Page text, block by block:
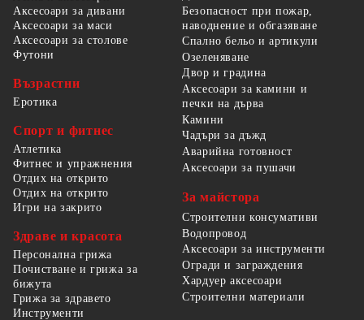
Аксесоари за дивани
Аксесоари за маси
Аксесоари за столове
Футони
Възрастни
Еротика
Спорт и фитнес
Атлетика
Фитнес и упражнения
Отдих на открито
Отдих на открито
Игри на закрито
Здраве и красота
Персонална грижа
Почистване и грижа за
бижута
Грижа за здравето
Безопасност при пожар,
наводнение и обгазяване
Спално бельо и артикули
Озеленяване
Двор и градина
Аксесоари за камини и
печки на дърва
Камини
Чадъри за дъжд
Аварийна готовност
Аксесоари за пушачи
За майстора
Строителни консумативи
Водопровод
Аксесоари за инструменти
Огради и заграждения
Хардуер аксесоари
Строителни материали
Инструменти